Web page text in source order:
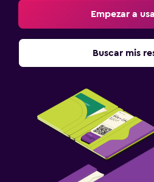
Empezar a
Buscar mis